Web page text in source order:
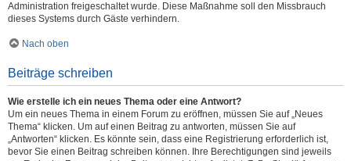
Administration freigeschaltet wurde. Diese Maßnahme soll den Missbrauch
dieses Systems durch Gäste verhindern.
Nach oben
Beiträge schreiben
Wie erstelle ich ein neues Thema oder eine Antwort?
Um ein neues Thema in einem Forum zu eröffnen, müssen Sie auf „Neues
Thema“ klicken. Um auf einen Beitrag zu antworten, müssen Sie auf
„Antworten“ klicken. Es könnte sein, dass eine Registrierung erforderlich ist,
bevor Sie einen Beitrag schreiben können. Ihre Berechtigungen sind jeweils